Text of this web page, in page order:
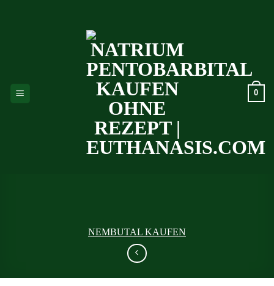
0
NEMBUTAL KAUFEN